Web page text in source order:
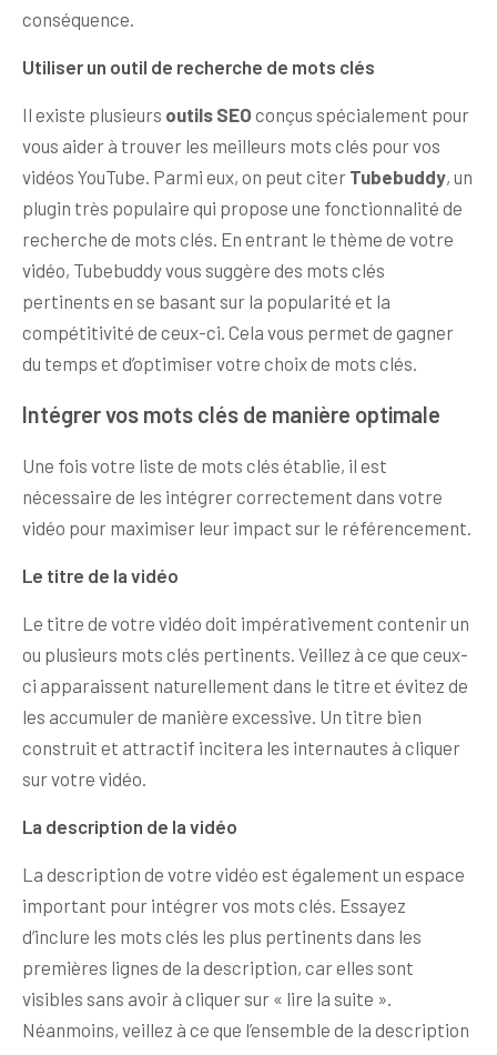
conséquence.
Utiliser un outil de recherche de mots clés
Il existe plusieurs outils SEO conçus spécialement pour
vous aider à trouver les meilleurs mots clés pour vos
vidéos YouTube. Parmi eux, on peut citer Tubebuddy, un
plugin très populaire qui propose une fonctionnalité de
recherche de mots clés. En entrant le thème de votre
vidéo, Tubebuddy vous suggère des mots clés
pertinents en se basant sur la popularité et la
compétitivité de ceux-ci. Cela vous permet de gagner
du temps et d’optimiser votre choix de mots clés.
Intégrer vos mots clés de manière optimale
Une fois votre liste de mots clés établie, il est
nécessaire de les intégrer correctement dans votre
vidéo pour maximiser leur impact sur le référencement.
Le titre de la vidéo
Le titre de votre vidéo doit impérativement contenir un
ou plusieurs mots clés pertinents. Veillez à ce que ceux-
ci apparaissent naturellement dans le titre et évitez de
les accumuler de manière excessive. Un titre bien
construit et attractif incitera les internautes à cliquer
sur votre vidéo.
La description de la vidéo
La description de votre vidéo est également un espace
important pour intégrer vos mots clés. Essayez
d’inclure les mots clés les plus pertinents dans les
premières lignes de la description, car elles sont
visibles sans avoir à cliquer sur « lire la suite ».
Néanmoins, veillez à ce que l’ensemble de la description